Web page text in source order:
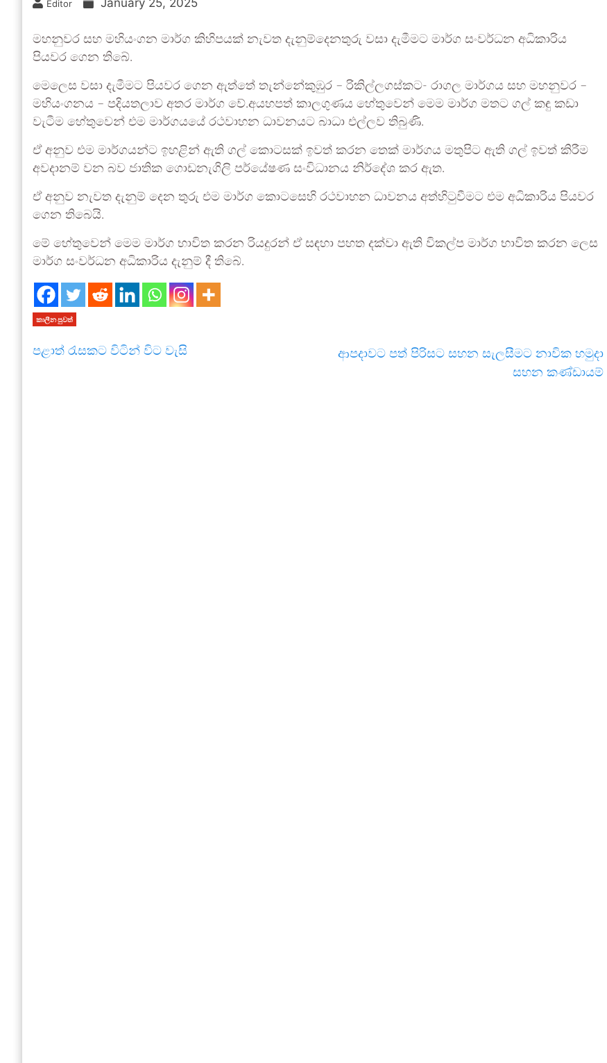
Editor January 25, 2025
මහනුවර සහ මහියංගන මාර්ග කිහිපයක් නැවත දැනුම්දෙනතුරු වසා දැමීමට මාර්ග සංවර්ධන අධිකාරිය
පියවර ගෙන තිබේ.
මෙලෙස වසා දැමීමට පියවර ගෙන ඇත්තේ තැන්නේකුඹුර – රිකිල්ලගස්කට- රාගල මාර්ගය සහ මහනුවර –
මහියංගනය – පදියතලාව අතර මාර්ග වේ.අයහපත් කාලගුණය හේතුවෙන් මෙම මාර්ග මතට ගල් කඳු කඩා
වැටීම හේතුවෙන් එම මාර්ගයයේ රථවාහන ධාවනයට බාධා එල්ලව තිබුණි.
ඒ අනුව එම මාර්ගයන්ට ඉහළින් ඇති ගල් කොටසක් ඉවත් කරන තෙක් මාර්ගය මතුපිට ඇති ගල් ඉවත් කිරීම
අවදානම් වන බව ජාතික ගොඩනැගිලි පර්යේෂණ සංවිධානය නිර්දේශ කර ඇත.
ඒ අනුව නැවත දැනුම් දෙන තුරු එම මාර්ග කොටසෙහි රථවාහන ධාවනය අත්හිටුවීමට එම අධිකාරිය පියවර
ගෙන තිබෙයි.
මේ හේතුවෙන් මෙම මාර්ග භාවිත කරන රියදුරන් ඒ සඳහා පහත දක්වා ඇති විකල්ප මාර්ග භාවිත කරන ලෙස
මාර්ග සංවර්ධන අධිකාරිය දැනුම් දී තිබේ.
කාලීන පුවත්
පළාත් රැසකට විටින් විට වැසි
ආපදාවට පත් පිරිසට සහන සැලසීමට නාවික හමුදා
සහන කණ්ඩායම්